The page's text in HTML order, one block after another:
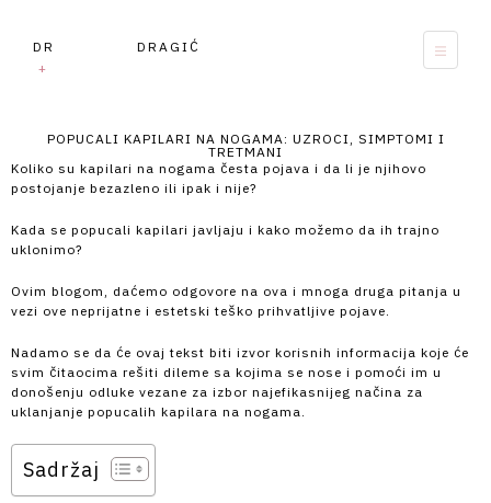
DR DRAGIĆ
+
POPUCALI KAPILARI NA NOGAMA: UZROCI, SIMPTOMI I
TRETMANI
Koliko su kapilari na nogama česta pojava i da li je njihovo
postojanje bezazleno ili ipak i nije?
Kada se popucali kapilari javljaju i kako možemo da ih trajno
uklonimo?
Ovim blogom, daćemo odgovore na ova i mnoga druga pitanja u
vezi ove neprijatne i estetski teško prihvatljive pojave.
Nadamo se da će ovaj tekst biti izvor korisnih informacija koje će
svim čitaocima rešiti dileme sa kojima se nose i pomoći im u
donošenju odluke vezane za izbor najefikasnijeg načina za
uklanjanje popucalih kapilara na nogama.
Sadržaj